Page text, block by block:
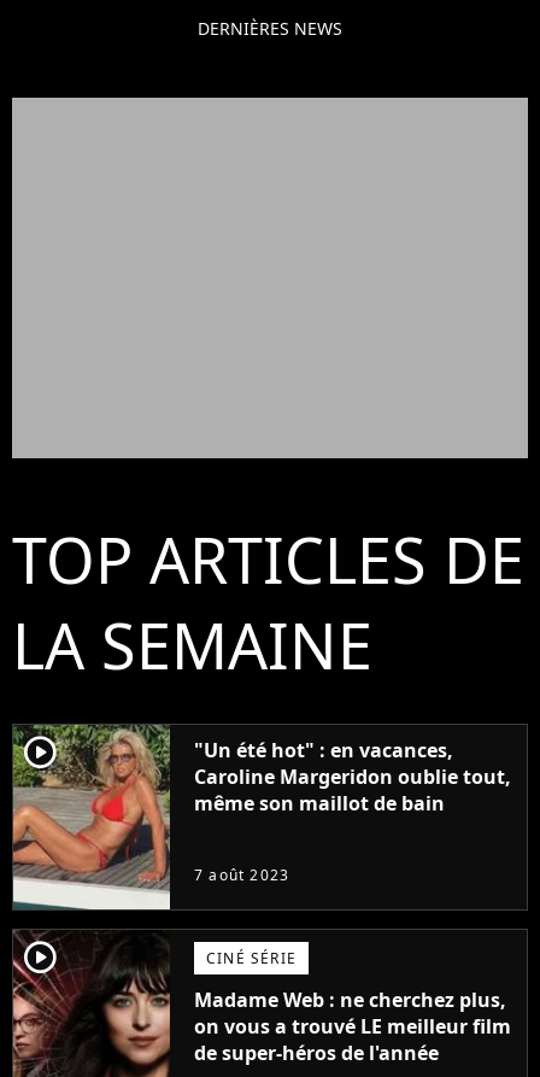
DERNIÈRES NEWS
TOP ARTICLES DE
LA SEMAINE
player2
"Un été hot" : en vacances,
Caroline Margeridon oublie tout,
même son maillot de bain
7 août 2023
player2 CINÉ SÉRIE
Madame Web : ne cherchez plus,
on vous a trouvé LE meilleur film
de super-héros de l'année